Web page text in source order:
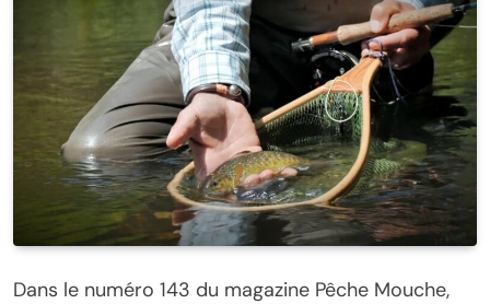
Dans le numéro 143 du magazine Pêche Mouche,